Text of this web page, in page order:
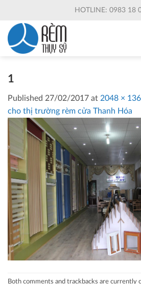
content
HOTLINE: 0983 18
1
Published 27/02/2017 at 2048 ×
cho thị trường rèm cửa Thanh Hóa
Both comments and trackbacks are currently